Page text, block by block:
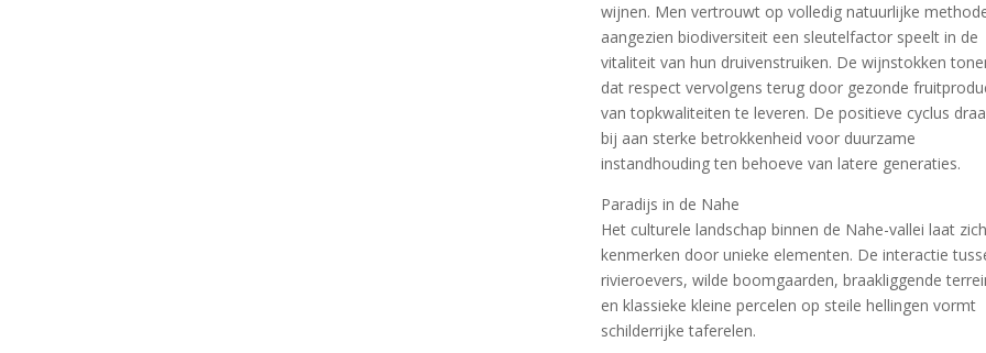
wijnen. Men vertrouwt op volledig natuurlijke
aangezien biodiversiteit een sleutelfactor speelt in de
vitaliteit van hun druivenstruiken. De wijnstokken
dat respect vervolgens terug door gezonde
van topkwaliteiten te leveren. De positieve cyclus
bij aan sterke betrokkenheid voor duurzame
instandhouding ten behoeve van latere generaties.
Paradijs in de Nahe
Het culturele landschap binnen de Nahe-vallei laat zich
kenmerken door unieke elementen. De interactie
rivieroevers, wilde boomgaarden, braakliggende
en klassieke kleine percelen op steile hellingen vormt
schilderrijke taferelen.